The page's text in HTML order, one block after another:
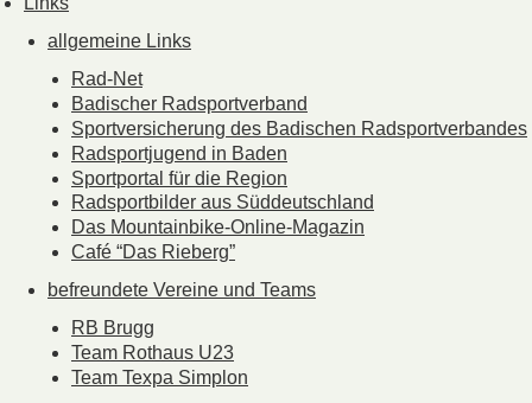
allgemeine Links
Rad-Net
Badischer Radsportverband
Sportversicherung des Badischen Radsportverbandes
Radsportjugend in Baden
Sportportal für die Region
Radsportbilder aus Süddeutschland
Das Mountainbike-Online-Magazin
Café “Das Rieberg”
befreundete Vereine und Teams
RB Brugg
Team Rothaus U23
Team Texpa Simplon